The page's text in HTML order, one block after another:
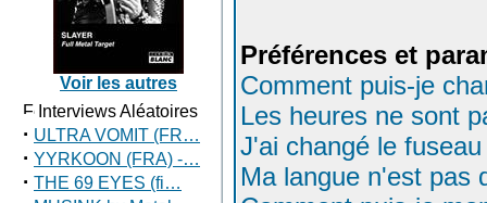
Voir les autres
Interviews Aléatoires
· ULTRA VOMIT (FR…
· YYRKOON (FRA) -…
· THE 69 EYES (fi…
Préférences et
Comment puis-je
Les heures ne sont
J'ai changé le
Ma langue n'est pas